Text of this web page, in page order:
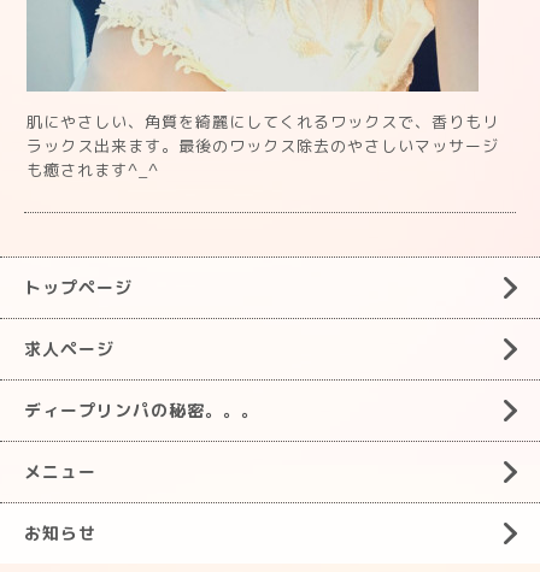
肌にやさしい、角質を綺麗にしてくれるワックスで、香りもリ
ラックス出来ます。最後のワックス除去のやさしいマッサージ
も癒されます^_^
トップページ
求人ページ
ディープリンパの秘密。。。
メニュー
お知らせ